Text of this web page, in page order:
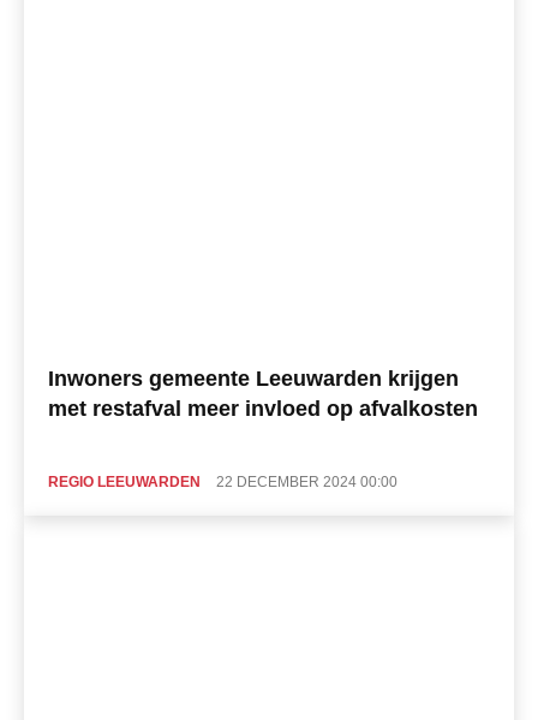
Inwoners gemeente Leeuwarden krijgen
met restafval meer invloed op afvalkosten
REGIO LEEUWARDEN 22 DECEMBER 2024 00:00